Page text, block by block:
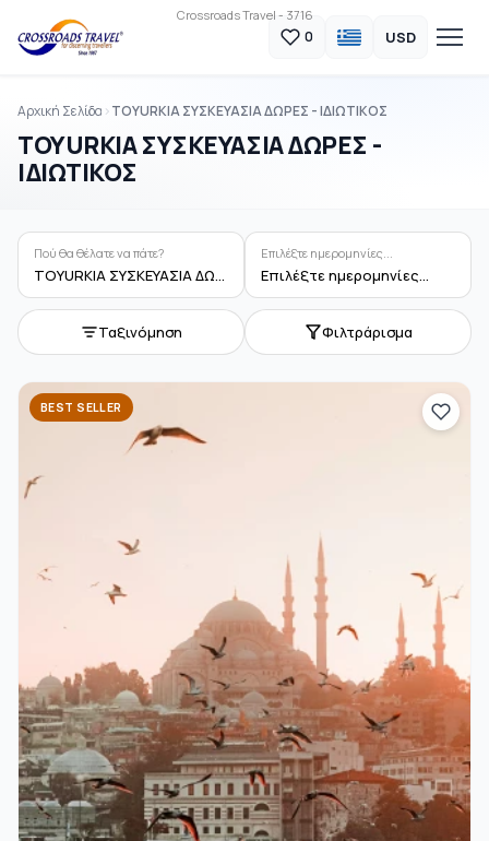
Crossroads Travel - 3716
0 USD
Αρχική Σελίδα ΤΟΥURΚΙΑ ΣΥΣΚΕΥΑΣΙΑ ΔΩΡΕΣ - ΙΔΙΩΤΙΚΟΣ
ΤΟΥURΚΙΑ ΣΥΣΚΕΥΑΣΙΑ ΔΩΡΕΣ -
ΙΔΙΩΤΙΚΟΣ
Πού θα θέλατε να πάτε?
ΤΟΥURΚΙΑ ΣΥΣΚΕΥΑΣΙΑ ΔΩΡΕΣ - ΙΔΙΩΤΙΚΟΣ
Επιλέξτε ημερομηνίες...
Επιλέξτε ημερομηνίες...
Ταξινόμηση Φιλτράρισμα
BEST SELLER